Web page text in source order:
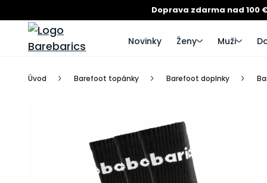
Doprava zdarma nad 100
Novinky Ženy Muži
Úvod Barefoot topánky Barefoot doplnky